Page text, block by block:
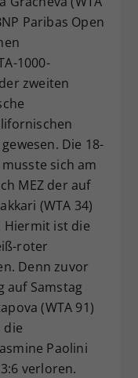
Paribas Open
1000-
zweiten
Die 18-
sich am
MEZ der auf
(WTA 34)
Hiermit ist die
roter
Denn zuvor
auf Samstag
(WTA 91)
die
Paolini
verloren.
Ihre Consent-
anderem eine
für die
Ihrer
falls der
dies eingestellt